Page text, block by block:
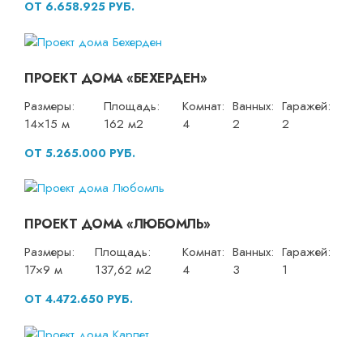
ОТ 6.658.925 РУБ.
ПРОЕКТ ДОМА «БЕХЕРДЕН»
Размеры:
14×15 м
Площадь:
162 м2
Комнат:
4
Ванных:
2
Гаражей:
2
ОТ 5.265.000 РУБ.
ПРОЕКТ ДОМА «ЛЮБОМЛЬ»
Размеры:
17×9 м
Площадь:
137,62 м2
Комнат:
4
Ванных:
3
Гаражей:
1
ОТ 4.472.650 РУБ.